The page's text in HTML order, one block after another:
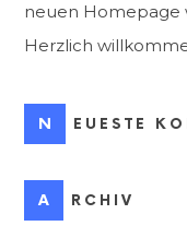
neuen Homepage
Herzlich
NEUESTE
ARCHIV